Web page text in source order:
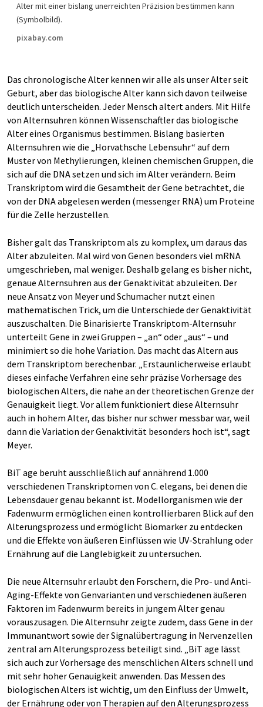
Alter mit einer bislang unerreichten Präzision bestimmen kann
(Symbolbild).
pixabay.com
Das chronologische Alter kennen wir alle als unser Alter seit
Geburt, aber das biologische Alter kann sich davon teilweise
deutlich unterscheiden. Jeder Mensch altert anders. Mit Hilfe
von Alternsuhren können Wissenschaftler das biologische
Alter eines Organismus bestimmen. Bislang basierten
Alternsuhren wie die „Horvathsche Lebensuhr“ auf dem
Muster von Methylierungen, kleinen chemischen Gruppen, die
sich auf die DNA setzen und sich im Alter verändern. Beim
Transkriptom wird die Gesamtheit der Gene betrachtet, die
von der DNA abgelesen werden (messenger RNA) um Proteine
für die Zelle herzustellen.
Bisher galt das Transkriptom als zu komplex, um daraus das
Alter abzuleiten. Mal wird von Genen besonders viel mRNA
umgeschrieben, mal weniger. Deshalb gelang es bisher nicht,
genaue Alternsuhren aus der Genaktivität abzuleiten. Der
neue Ansatz von Meyer und Schumacher nutzt einen
mathematischen Trick, um die Unterschiede der Genaktivität
auszuschalten. Die Binarisierte Transkriptom-Alternsuhr
unterteilt Gene in zwei Gruppen – „an“ oder „aus“ – und
minimiert so die hohe Variation. Das macht das Altern aus
dem Transkriptom berechenbar. „Erstaunlicherweise erlaubt
dieses einfache Verfahren eine sehr präzise Vorhersage des
biologischen Alters, die nahe an der theoretischen Grenze der
Genauigkeit liegt. Vor allem funktioniert diese Alternsuhr
auch in hohem Alter, das bisher nur schwer messbar war, weil
dann die Variation der Genaktivität besonders hoch ist“, sagt
Meyer.
BiT age beruht ausschließlich auf annährend 1.000
verschiedenen Transkriptomen von C. elegans, bei denen die
Lebensdauer genau bekannt ist. Modellorganismen wie der
Fadenwurm ermöglichen einen kontrollierbaren Blick auf den
Alterungsprozess und ermöglicht Biomarker zu entdecken
und die Effekte von äußeren Einflüssen wie UV-Strahlung oder
Ernährung auf die Langlebigkeit zu untersuchen.
Die neue Alternsuhr erlaubt den Forschern, die Pro- und Anti-
Aging-Effekte von Genvarianten und verschiedenen äußeren
Faktoren im Fadenwurm bereits in jungem Alter genau
vorauszusagen. Die Alternsuhr zeigte zudem, dass Gene in der
Immunantwort sowie der Signalübertragung in Nervenzellen
zentral am Alterungsprozess beteiligt sind. „BiT age lässt
sich auch zur Vorhersage des menschlichen Alters schnell und
mit sehr hoher Genauigkeit anwenden. Das Messen des
biologischen Alters ist wichtig, um den Einfluss der Umwelt,
der Ernährung oder von Therapien auf den Alterungsprozess